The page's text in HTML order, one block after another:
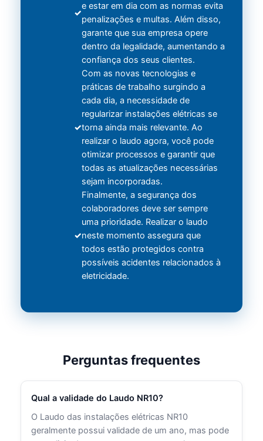
e estar em dia com as normas evita
penalizações e multas. Além disso,
garante que sua empresa opere
dentro da legalidade, aumentando a
confiança dos seus clientes.
Com as novas tecnologias e
práticas de trabalho surgindo a
cada dia, a necessidade de
regularizar instalações elétricas se
torna ainda mais relevante. Ao
realizar o laudo agora, você pode
otimizar processos e garantir que
todas as atualizações necessárias
sejam incorporadas.
Finalmente, a segurança dos
colaboradores deve ser sempre
uma prioridade. Realizar o laudo
neste momento assegura que
todos estão protegidos contra
possíveis acidentes relacionados à
eletricidade.
Perguntas frequentes
Qual a validade do Laudo NR10?
O Laudo das instalações elétricas NR10
geralmente possui validade de um ano, mas pode